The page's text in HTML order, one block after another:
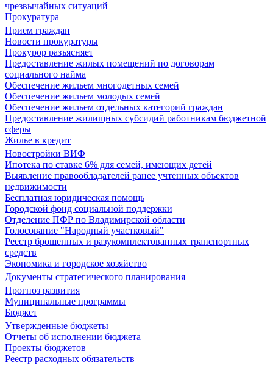
чрезвычайных ситуаций
Прокуратура
Прием граждан
Новости прокуратуры
Прокурор разъясняет
Предоставление жилых помещений по договорам
социального найма
Обеспечение жильем многодетных семей
Обеспечение жильем молодых семей
Обеспечение жильем отдельных категорий граждан
Предоставление жилищных субсидий работникам бюджетной
сферы
Жилье в кредит
Новостройки ВИФ
Ипотека по ставке 6% для семей, имеющих детей
Выявление правообладателей ранее учтенных объектов
недвижимости
Бесплатная юридическая помощь
Городской фонд социальной поддержки
Отделение ПФР по Владимирской области
Голосование "Народный участковый"
Реестр брошенных и разукомплектованных транспортных
средств
Экономика и городское хозяйство
Документы стратегического планирования
Прогноз развития
Муниципальные программы
Бюджет
Утвержденные бюджеты
Отчеты об исполнении бюджета
Проекты бюджетов
Реестр расходных обязательств